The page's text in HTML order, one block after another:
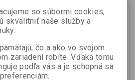
17 %
Novinka
so súbormi cookies,
skvalitniť naše služby a
čo a ako vo svojom
zariadení robíte. Vďaka tomu
podľa vás a je schopná sa